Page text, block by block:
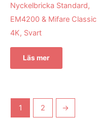
Nyckelbricka Standard,
EM4200 & Mifare Classic
4K, Svart
Läs mer
1 2 →